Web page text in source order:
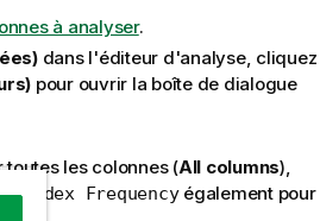
à analyser.
dans l'éditeur d'analyse, cliquez
pour ouvrir la boîte de dialogue
les colonnes (All columns),
Soundex Frequencyégalement pour